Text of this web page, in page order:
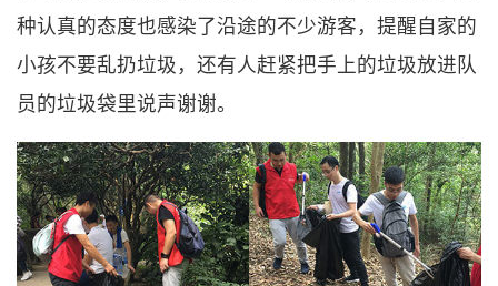
种认真的态度也感染了沿途的不少游客，提醒自家的
小孩不要乱扔垃圾，还有人赶紧把手上的垃圾放进队
员的垃圾袋里说声谢谢。